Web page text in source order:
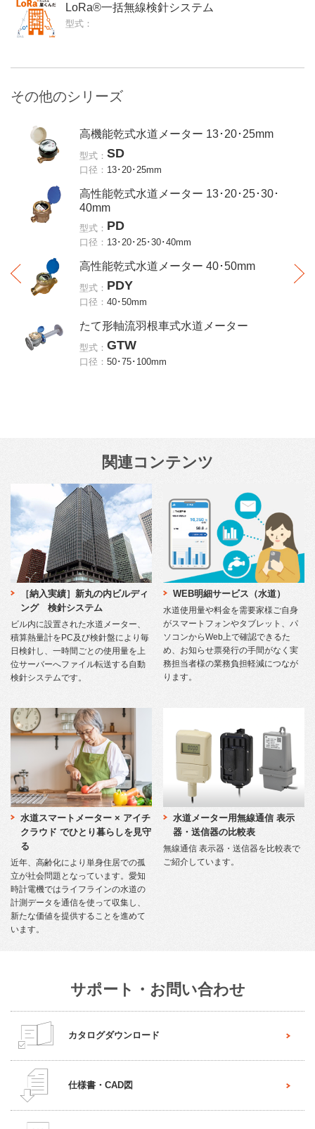
LoRa®一括無線検針システム
型式：
その他のシリーズ
高機能乾式水道メーター 13･20･25mm
型式： SD
口径： 13･20･25mm
高性能乾式水道メーター 13･20･25･30･
40mm
型式： PD
口径： 13･20･25･30･40mm
高性能乾式水道メーター 40･50mm
型式： PDY
口径： 40･50mm
たて形軸流羽根車式水道メーター
型式： GTW
口径： 50･75･100mm
関連コンテンツ
［納入実績］新丸の内ビルディ
ング 検針システム
ビル内に設置された水道メーター、
積算熱量計をPC及び検針盤により毎
日検針し、一時間ごとの使用量を上
位サーバーへファイル転送する自動
検針システムです。
WEB明細サービス（水道）
水道使用量や料金を需要家様ご自身
がスマートフォンやタブレット、パ
ソコンからWeb上で確認できるた
め、お知らせ票発行の手間がなく実
務担当者様の業務負担軽減につなが
ります。
水道スマートメーター × アイチ
クラウド でひとり暮らしを見守
る
近年、高齢化により単身住居での孤
立が社会問題となっています。愛知
時計電機ではライフラインの水道の
計測データを通信を使って収集し、
新たな価値を提供することを進めて
います。
水道メーター用無線通信 表示
器・送信器の比較表
無線通信 表示器・送信器を比較表で
ご紹介しています。
サポート・お問い合わせ
カタログダウンロード
仕様書・CAD図